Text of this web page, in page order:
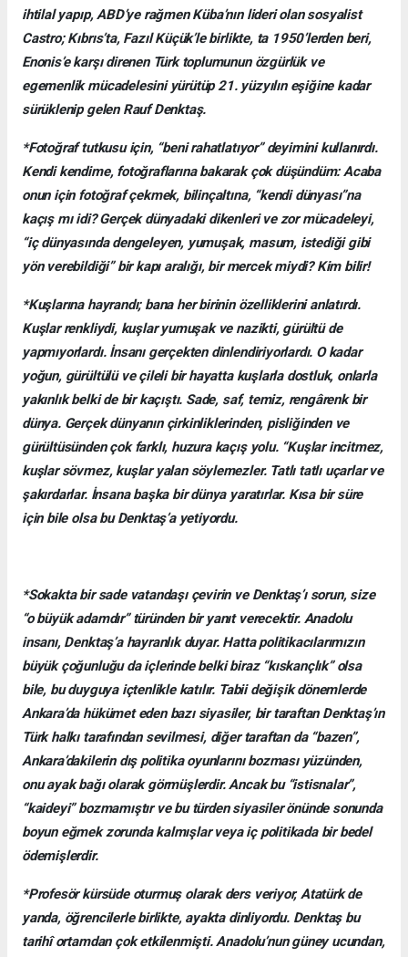
ihtilal yapıp, ABD’ye rağmen Küba’nın lideri olan sosyalist
Castro; Kıbrıs’ta, Fazıl Küçük’le birlikte, ta 1950’lerden beri,
Enonis’e karşı direnen Türk toplumunun özgürlük ve
egemenlik mücadelesini yürütüp 21. yüzyılın eşiğine kadar
sürüklenip gelen Rauf Denktaş.
*Fotoğraf tutkusu için, “beni rahatlatıyor” deyimini kullanırdı.
Kendi kendime, fotoğraflarına bakarak çok düşündüm: Acaba
onun için fotoğraf çekmek, bilinçaltına, “kendi dünyası”na
kaçış mı idi? Gerçek dünyadaki dikenleri ve zor mücadeleyi,
“iç dünyasında dengeleyen, yumuşak, masum, istediği gibi
yön verebildiği” bir kapı aralığı, bir mercek miydi? Kim bilir!
*Kuşlarına hayrandı; bana her birinin özelliklerini anlatırdı.
Kuşlar renkliydi, kuşlar yumuşak ve nazikti, gürültü de
yapmıyorlardı. İnsanı gerçekten dinlendiriyorlardı. O kadar
yoğun, gürültülü ve çileli bir hayatta kuşlarla dostluk, onlarla
yakınlık belki de bir kaçıştı. Sade, saf, temiz, rengârenk bir
dünya. Gerçek dünyanın çirkinliklerinden, pisliğinden ve
gürültüsünden çok farklı, huzura kaçış yolu. “Kuşlar incitmez,
kuşlar sövmez, kuşlar yalan söylemezler. Tatlı tatlı uçarlar ve
şakırdarlar. İnsana başka bir dünya yaratırlar. Kısa bir süre
için bile olsa bu Denktaş’a yetiyordu.
*Sokakta bir sade vatandaşı çevirin ve Denktaş’ı sorun, size
“o büyük adamdır” türünden bir yanıt verecektir. Anadolu
insanı, Denktaş’a hayranlık duyar. Hatta politikacılarımızın
büyük çoğunluğu da içlerinde belki biraz “kıskançlık” olsa
bile, bu duyguya içtenlikle katılır. Tabii değişik dönemlerde
Ankara’da hükümet eden bazı siyasiler, bir taraftan Denktaş’ın
Türk halkı tarafından sevilmesi, diğer taraftan da “bazen”,
Ankara’dakilerin dış politika oyunlarını bozması yüzünden,
onu ayak bağı olarak görmüşlerdir. Ancak bu “istisnalar”,
“kaideyi” bozmamıştır ve bu türden siyasiler önünde sonunda
boyun eğmek zorunda kalmışlar veya iç politikada bir bedel
ödemişlerdir.
*Profesör kürsüde oturmuş olarak ders veriyor, Atatürk de
yanda, öğrencilerle birlikte, ayakta dinliyordu. Denktaş bu
tarihî ortamdan çok etkilenmişti. Anadolu’nun güney ucundan,